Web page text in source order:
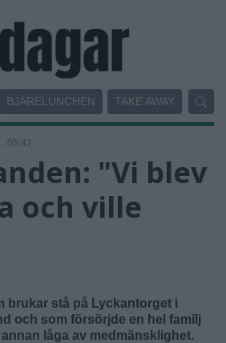
BJÄRELUNCHEN TAKE AWAY
05:42
"Vi blev
och ville
brukar stå på Lyckantorget i
och som försörjde en hel familj
låga av medmänsklighet.